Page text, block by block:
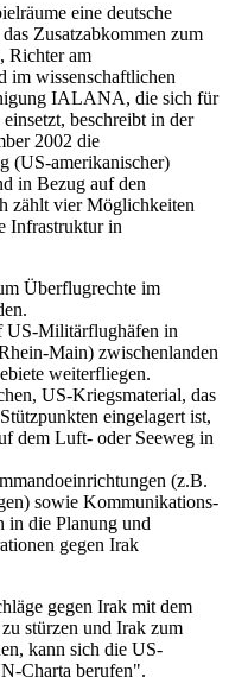
eine deutsche
Zusatzabkommen zum
Richter am
im wissenschaftlichen
IALANA, die sich für
beschreibt in der
2002 die
(US-amerikanischer)
in Bezug auf den
zählt vier Möglichkeiten
Infrastruktur in
Überflugrechte im
US-Militärflughäfen in
Main) zwischenlanden
weiterfliegen.
US-Kriegsmaterial, das
eingelagert ist,
dem Luft- oder Seeweg in
(z.B.
sowie Kommunikations-
in die Planung und
gegen Irak
gegen Irak mit dem
stürzen und Irak zum
kann sich die US-
Charta berufen".